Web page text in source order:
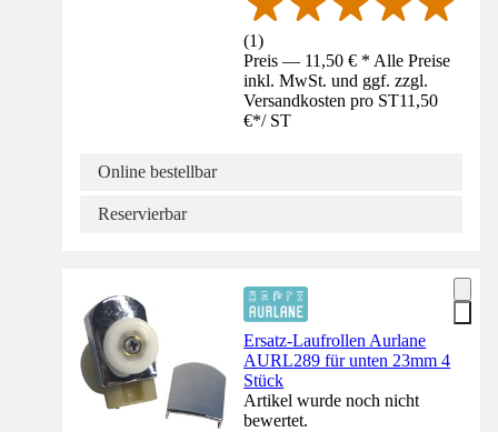
(1)
Preis — 11,50 € * Alle Preise
inkl. MwSt. und ggf. zzgl.
Versandkosten pro ST11,50
€*/ ST
Online bestellbar
Reservierbar
Ersatz-Laufrollen Aurlane
AURL289 für unten 23mm 4
Stück
Artikel wurde noch nicht
bewertet.